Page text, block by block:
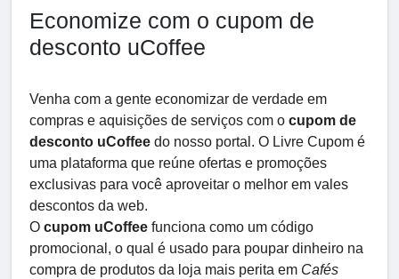
Economize com o cupom de
desconto uCoffee
Venha com a gente economizar de verdade em
compras e aquisições de serviços com o cupom de
desconto uCoffee do nosso portal. O Livre Cupom é
uma plataforma que reúne ofertas e promoções
exclusivas para você aproveitar o melhor em vales
descontos da web.
O cupom uCoffee funciona como um código
promocional, o qual é usado para poupar dinheiro na
compra de produtos da loja mais perita em Cafés